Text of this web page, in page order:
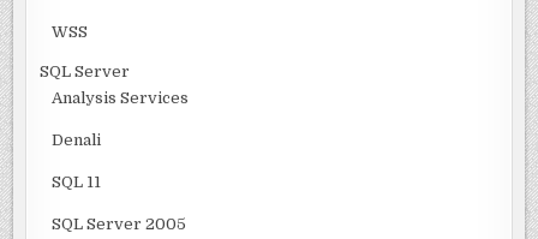
WSS
SQL Server
Analysis Services
Denali
SQL 11
SQL Server 2005